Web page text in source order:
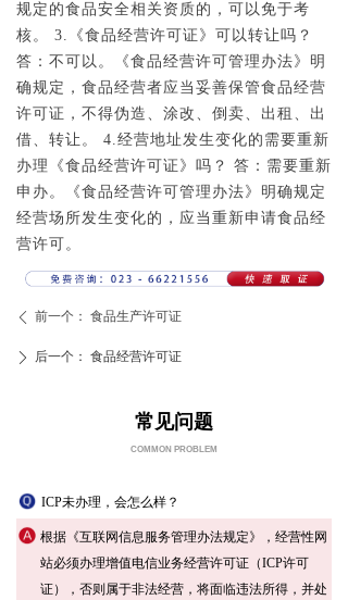
规定的食品安全相关资质的，可以免于考
核。 3.《食品经营许可证》可以转让吗？
答：不可以。《食品经营许可管理办法》明
确规定，食品经营者应当妥善保管食品经营
许可证，不得伪造、涂改、倒卖、出租、出
借、转让。 4.经营地址发生变化的需要重新
办理《食品经营许可证》吗？ 答：需要重新
申办。《食品经营许可管理办法》明确规定
经营场所发生变化的，应当重新申请食品经
营许可。
常见问题
COMMON PROBLEM
根据《互联网信息服务管理办法规定》，经营性网
站必须办理增值电信业务经营许可证（ICP许可
证），否则属于非法经营，将面临违法所得，并处
ICP未办理，会怎么样？
ꄴ 前一个： 食品生产许可证
ꄲ 后一个： 食品经营许可证